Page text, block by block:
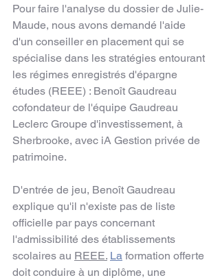
Pour faire l'analyse du dossier de Julie-
Maude, nous avons demandé l'aide
d'un conseiller en placement qui se
spécialise dans les stratégies entourant
les régimes enregistrés d'épargne
études (REEE) : Benoît Gaudreau
cofondateur de l'équipe Gaudreau
Leclerc Groupe d'investissement, à
Sherbrooke, avec iA Gestion privée de
patrimoine.
D'entrée de jeu, Benoît Gaudreau
explique qu'il n'existe pas de liste
officielle par pays concernant
l'admissibilité des établissements
scolaires au REEE. La formation offerte
doit conduire à un diplôme, une